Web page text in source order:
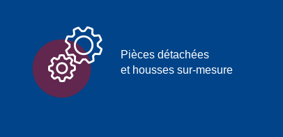
Pièces détachées
et housses sur-mesure